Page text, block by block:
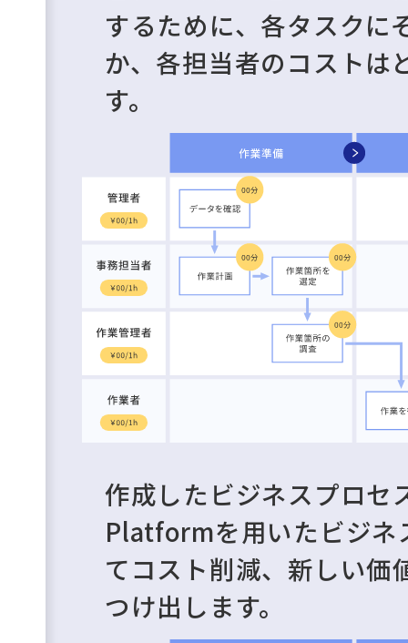
するために、各タスクに
か、各担当者のコストは
す。
作成したビジネスプロ
Platformを用いたビジネ
てコスト削減、新しい価
つけ出します。